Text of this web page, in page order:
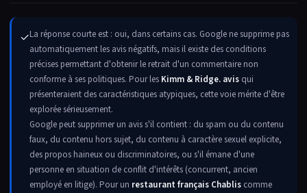
✓La réponse courte est : oui, dans certains cas. Google ne supprime pas
automatiquement les avis négatifs, mais il existe des conditions
précises permettant d'obtenir le retrait d'un commentaire non
conforme à ses politiques. Pour les Kimm & Ridge. avis qui
présenteraient des caractéristiques atypiques, cette voie mérite d'être
explorée sérieusement.
Google peut supprimer un avis s'il contient : du spam ou du contenu
faux, du contenu hors sujet, du contenu à caractère sexuel explicite,
des propos haineux ou discriminatoires, ou s'il émane d'une
personne en situation de conflit d'intérêts (concurrent, ancien
employé en litige). Pour un restaurant français Chablis comme